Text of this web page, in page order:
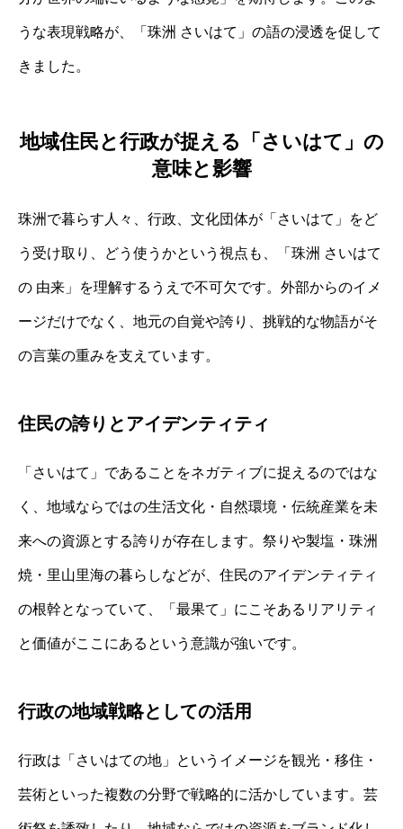
うな表現戦略が、「珠洲 さいはて」の語の浸透を促して
きました。
地域住民と行政が捉える「さいはて」の
意味と影響
珠洲で暮らす人々、行政、文化団体が「さいはて」をど
う受け取り、どう使うかという視点も、「珠洲 さいはて
の 由来」を理解するうえで不可欠です。外部からのイメ
ージだけでなく、地元の自覚や誇り、挑戦的な物語がそ
の言葉の重みを支えています。
住民の誇りとアイデンティティ
「さいはて」であることをネガティブに捉えるのではな
く、地域ならではの生活文化・自然環境・伝統産業を未
来への資源とする誇りが存在します。祭りや製塩・珠洲
焼・里山里海の暮らしなどが、住民のアイデンティティ
の根幹となっていて、「最果て」にこそあるリアリティ
と価値がここにあるという意識が強いです。
行政の地域戦略としての活用
行政は「さいはての地」というイメージを観光・移住・
芸術といった複数の分野で戦略的に活かしています。芸